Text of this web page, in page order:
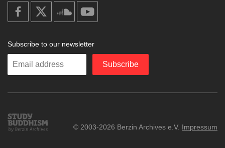
on
facebook
soundcloud
Subscribe to our newsletter
Enter
Subscribe
Study
Buddhism
© 2003-2026 Berzin Archives e.V. Impressum